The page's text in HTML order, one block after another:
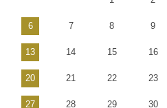
6 7 8 9
13 14 15 16
20 21 22 23
27 28 29 30